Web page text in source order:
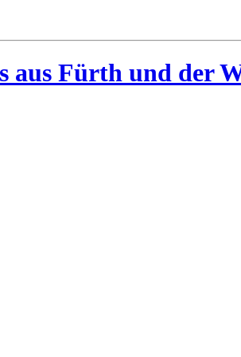
aus Fürth und der